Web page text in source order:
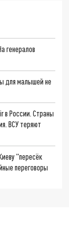
генералов
для малышей не
в России. Страны
ВСУ теряют
"пересёк
переговоры